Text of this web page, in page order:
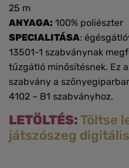
25 m
ANYAGA: 100% poliészter
SPECIALITÁSA:
13501-1 szabványnak
tűzgátló minősítésnek. Ez
szabvány a
4102 – B1 szabványhoz.
LETÖLTÉS:Töltse
játszószeg